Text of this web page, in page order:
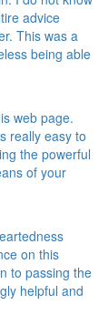
advice
This was a
being able
web page.
really easy to
the powerful
of your
on this
to passing the
helpful and